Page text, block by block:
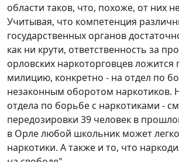
области таков, что, похоже, от них
Учитывая, что компетенция
государственных органов
как ни крути, ответственность за
орловских наркоторговцев ложится
милицию, конкретно - на отдел по
незаконным оборотом наркотиков.
отдела по борьбе с наркотиками -
передозировки 39 человек в
в Орле любой школьник может
наркотики. А также и то, что